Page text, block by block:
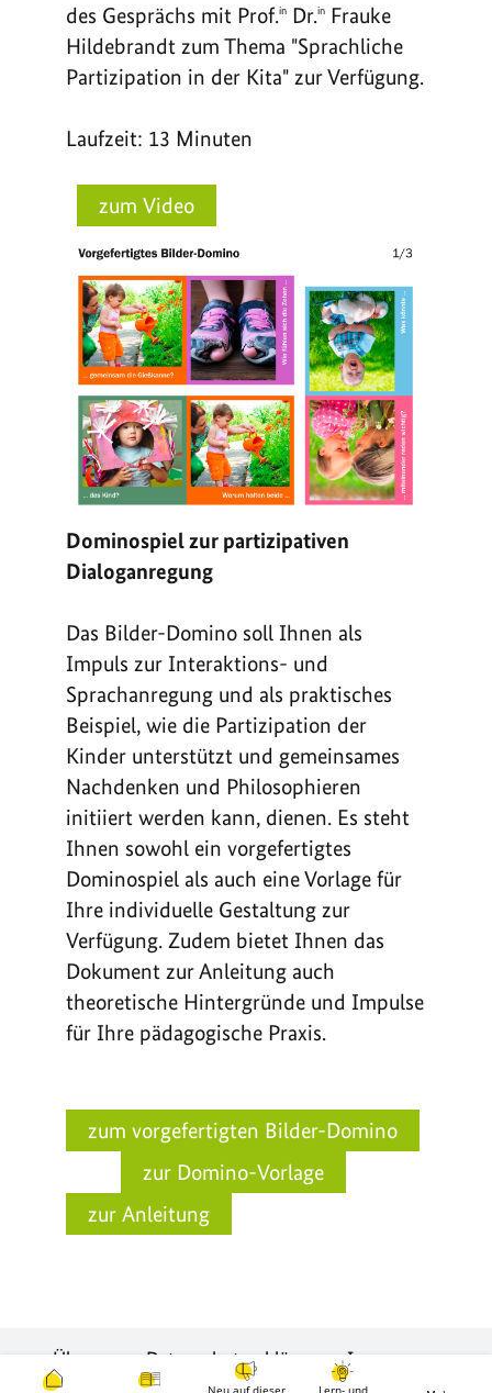
Neu auf dieser Lern- und
des Gesprächs mit Prof.in Dr.in Frauke
Hildebrandt zum Thema "Sprachliche
Partizipation in der Kita" zur Verfügung.
Laufzeit: 13 Minuten
Dominospiel zur partizipativen
Dialoganregung
Das Bilder-Domino soll Ihnen als
Impuls zur Interaktions- und
Sprachanregung und als praktisches
Beispiel, wie die Partizipation der
Kinder unterstützt und gemeinsames
Nachdenken und Philosophieren
initiiert werden kann, dienen. Es steht
Ihnen sowohl ein vorgefertigtes
Dominospiel als auch eine Vorlage für
Ihre individuelle Gestaltung zur
Verfügung. Zudem bietet Ihnen das
Dokument zur Anleitung auch
theoretische Hintergründe und Impulse
für Ihre pädagogische Praxis.
Über uns Datenschutzerklärung
Impressum
Barrierefreiheit